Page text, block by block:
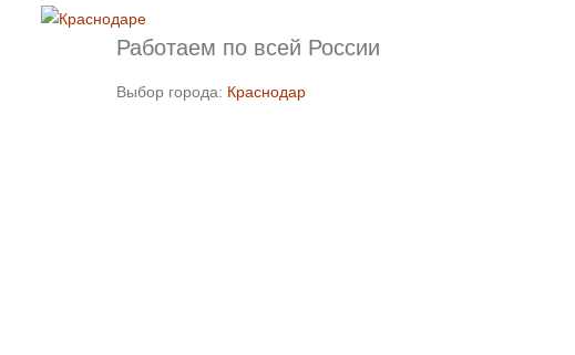
Работаем по всей России
Выбор города: Краснодар